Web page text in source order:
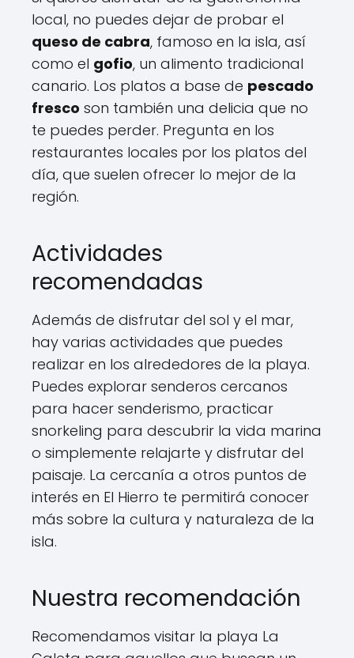
local, no puedes dejar de probar el
queso de cabra, famoso en la isla, así
como el gofio, un alimento tradicional
canario. Los platos a base de pescado
fresco son también una delicia que no
te puedes perder. Pregunta en los
restaurantes locales por los platos del
día, que suelen ofrecer lo mejor de la
región.
Actividades
recomendadas
Además de disfrutar del sol y el mar,
hay varias actividades que puedes
realizar en los alrededores de la playa.
Puedes explorar senderos cercanos
para hacer senderismo, practicar
snorkeling para descubrir la vida marina
o simplemente relajarte y disfrutar del
paisaje. La cercanía a otros puntos de
interés en El Hierro te permitirá conocer
más sobre la cultura y naturaleza de la
isla.
Nuestra recomendación
Recomendamos visitar la playa La